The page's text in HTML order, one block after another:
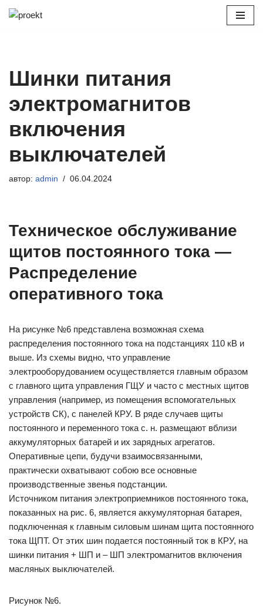
Шинки питания
электромагнитов
включения
выключателей
автор: admin 06.04.2024
Техническое обслуживание
щитов постоянного тока —
Распределение
оперативного тока
На рисунке №6 представлена возможная схема
распределения постоянного тока на подстанциях 110 кВ и
выше. Из схемы видно, что управление
электрооборудованием осуществляется главным образом
с главного щита управления ГЩУ и часто с местных щитов
управления (например, из помещения вспомогательных
устройств СК), с панелей КРУ. В ряде случаев щиты
постоянного и переменного тока с. н. размещают вблизи
аккумуляторных батарей и их зарядных агрегатов.
Оперативные цепи, будучи взаимосвязанными,
практически охватывают собою все основные
производственные звенья подстанции.
Источником питания электроприемников постоянного тока,
показанных на рис. 6, является аккумуляторная батарея,
подключенная к главным силовым шинам щита постоянного
тока ЩПТ. От этих шин подается постоянный ток в КРУ, на
шинки питания + ШП и – ШП электромагнитов включения
масляных выключателей.
Рисунок №6.